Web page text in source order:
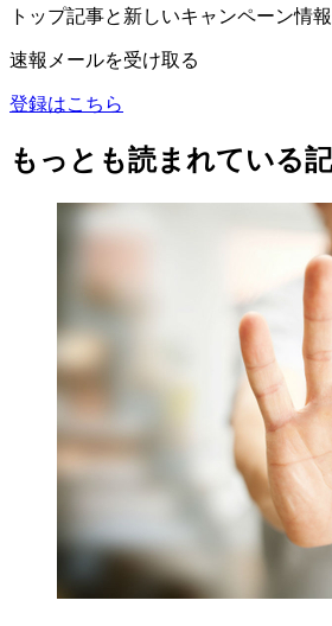
トップ記事と新しいキャンペーン情報
速報メールを受け取る
登録はこちら
もっとも読まれている